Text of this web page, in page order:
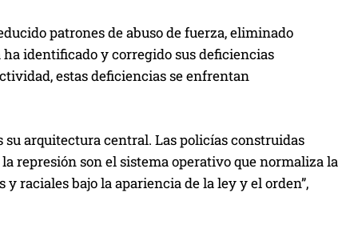
i
b
a
patrones de abuso de fuerza, eliminado
identificado y corregido sus deficiencias
estas deficiencias se enfrentan
su arquitectura central. Las policías construidas
represión son el sistema operativo que normaliza la
raciales bajo la apariencia de la ley y el orden”,